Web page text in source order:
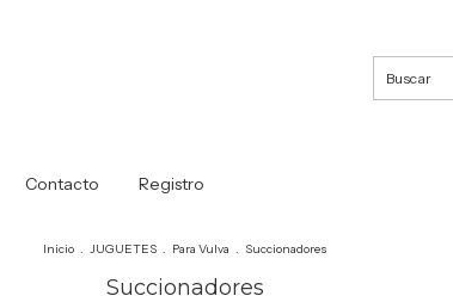
Contacto Registro
Inicio . JUGUETES . Para Vulva . Succionadores
Succionadores